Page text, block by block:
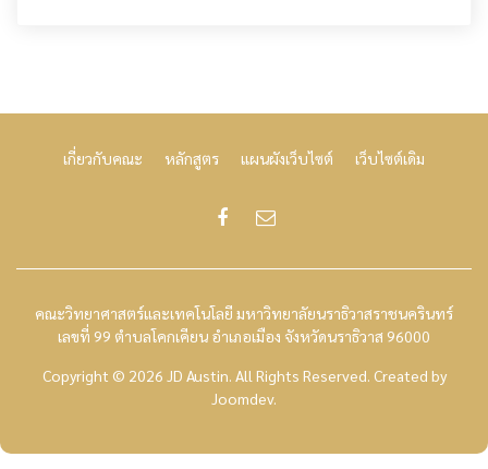
เกี่ยวกับคณะ หลักสูตร แผนผังเว็บไซต์ เว็บไซต์เดิม
คณะวิทยาศาสตร์และเทคโนโลยี มหาวิทยาลัยนราธิวาสราชนครินทร์
เลขที่ 99 ตำบลโคกเคียน อำเภอเมือง จังหวัดนราธิวาส 96000
Copyright © 2026 JD Austin. All Rights Reserved. Created by
Joomdev.